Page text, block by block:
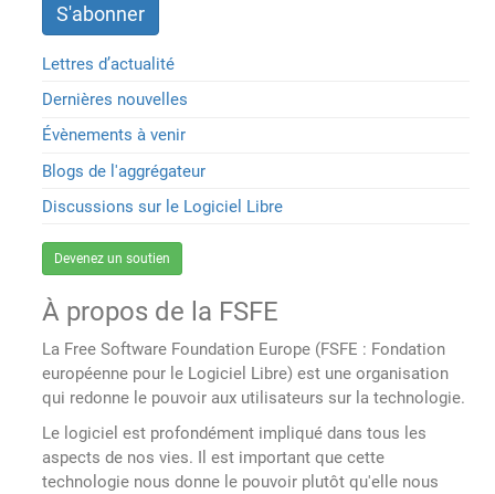
Lettres d’actualité
Dernières nouvelles
Évènements à venir
Blogs de l'aggrégateur
Discussions sur le Logiciel Libre
Devenez un soutien
À propos de la FSFE
La Free Software Foundation Europe (FSFE : Fondation
européenne pour le Logiciel Libre) est une organisation
qui redonne le pouvoir aux utilisateurs sur la technologie.
Le logiciel est profondément impliqué dans tous les
aspects de nos vies. Il est important que cette
technologie nous donne le pouvoir plutôt qu'elle nous